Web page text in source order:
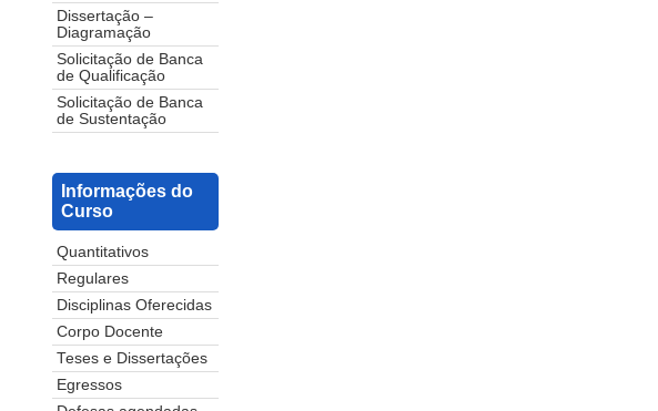
Dissertação –
Diagramação
Solicitação de Banca
de Qualificação
Solicitação de Banca
de Sustentação
Informações do
Curso
Quantitativos
Regulares
Disciplinas Oferecidas
Corpo Docente
Teses e Dissertações
Egressos